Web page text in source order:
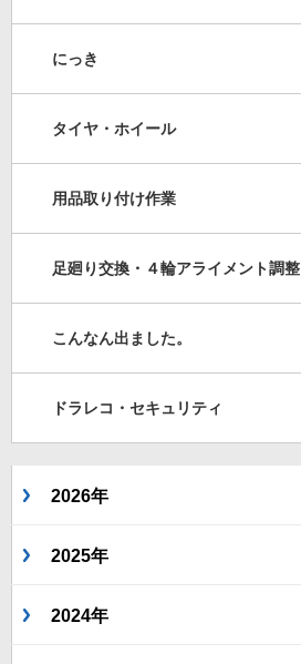
にっき
タイヤ・ホイール
用品取り付け作業
足廻り交換・４輪アライメント調整
こんなん出ました。
ドラレコ・セキュリティ
2026年
2025年
2024年